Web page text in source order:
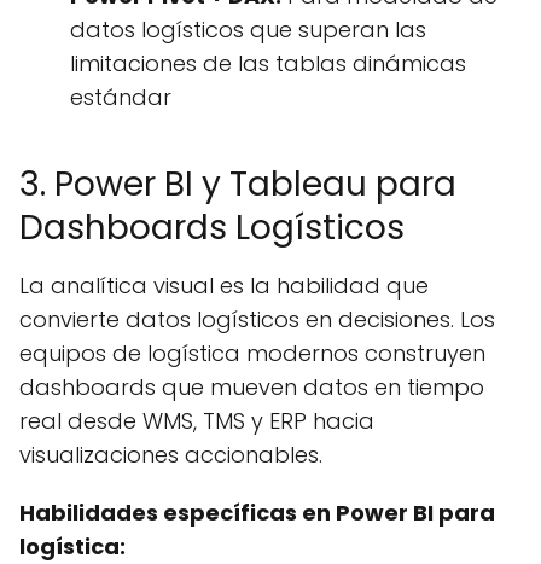
datos logísticos que superan las
limitaciones de las tablas dinámicas
estándar
3. Power BI y Tableau para
Dashboards Logísticos
La analítica visual es la habilidad que
convierte datos logísticos en decisiones. Los
equipos de logística modernos construyen
dashboards que mueven datos en tiempo
real desde WMS, TMS y ERP hacia
visualizaciones accionables.
Habilidades específicas en Power BI para
logística: